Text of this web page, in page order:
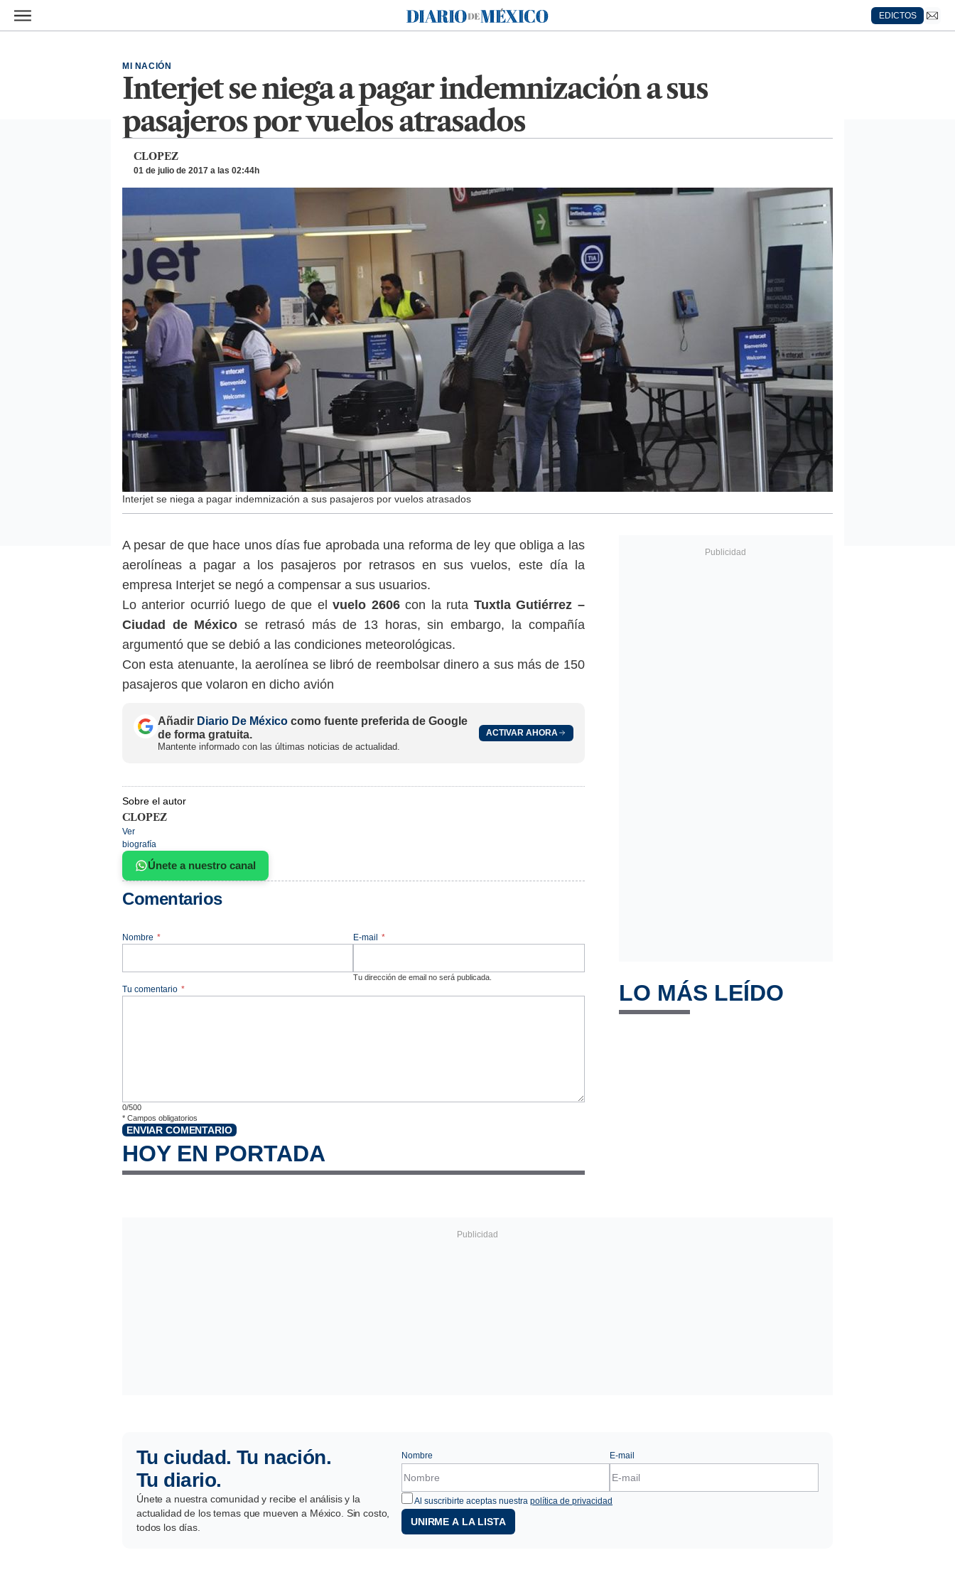
Ir al contenido principal
Diario de México
EDICTOS
Interjet se niega a pagar indemnización a sus
pasajeros por vuelos atrasados
MI NACIÓN
CLOPEZ
01 de julio de 2017 a las 02:44h
Interjet se niega a pagar indemnización a sus pasajeros por vuelos atrasados
A pesar de que hace unos días fue aprobada una reforma de ley que obliga a las
aerolíneas a pagar a los pasajeros por retrasos en sus vuelos, este día la
empresa Interjet se negó a compensar a sus usuarios.
Lo anterior ocurrió luego de que el vuelo 2606con la ruta Tuxtla Gutiérrez –
Ciudad de México se retrasó más de 13 horas, sin embargo, la compañía
argumentó que se debió a las condiciones meteorológicas.
Con esta atenuante, la aerolínea se libró de reembolsar dinero a sus más de 150
pasajeros que volaron en dicho avión
Añadir Diario De México como fuente preferida de Google
de forma gratuita.
Mantente informado con las últimas noticias de actualidad.
ACTIVAR AHORA
Sobre el autor
CLOPEZ
Ver
biografía
Únete a nuestro canal
Comentarios
Nombre * E-mail *
Tu dirección de email no será publicada.
Tu comentario *
0/500
* Campos obligatorios
ENVIAR COMENTARIO
HOY EN PORTADA
LO MÁS LEÍDO
Tu ciudad. Tu nación.
Tu diario.
Únete a nuestra comunidad y recibe el análisis y la
actualidad de los temas que mueven a México. Sin costo,
todos los días.
Nombre E-mail
Al suscribirte aceptas nuestra política de privacidad
UNIRME A LA LISTA